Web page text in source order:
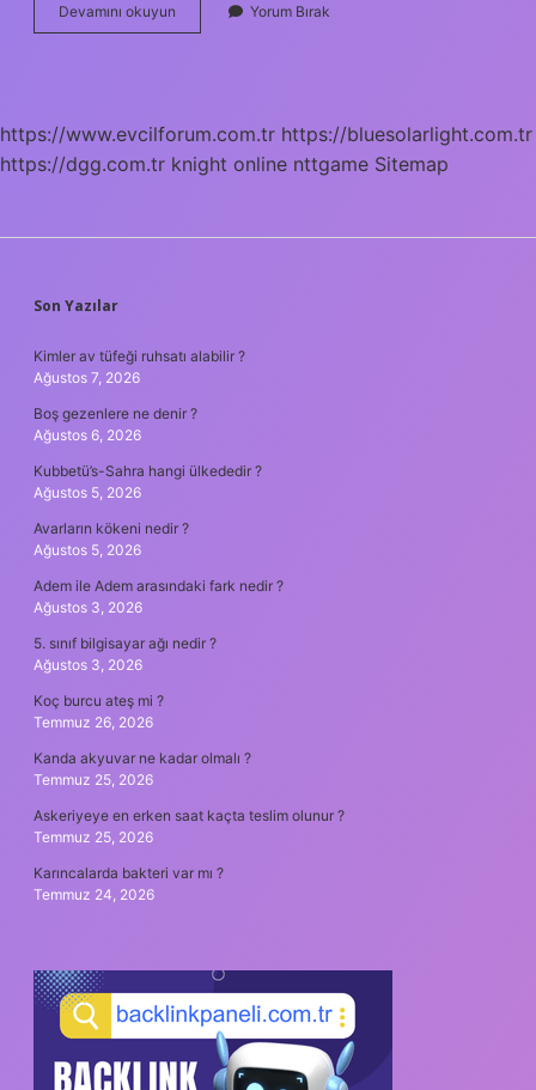
Devamını okuyun
Lisans
Olmalı
Yorum Bırak
https://www.evcilforum.com.tr https://bluesolarlight.com.tr
https://dgg.com.tr knight online nttgame Sitemap
SIDEBAR
Son Yazılar
Kimler av tüfeği ruhsatı alabilir ?
Ağustos 7, 2026
Boş gezenlere ne denir ?
Ağustos 6, 2026
Kubbetü’s-Sahra hangi ülkededir ?
Ağustos 5, 2026
Avarların kökeni nedir ?
Ağustos 5, 2026
Adem ile Adem arasındaki fark nedir ?
Ağustos 3, 2026
5. sınıf bilgisayar ağı nedir ?
Ağustos 3, 2026
Koç burcu ateş mi ?
Temmuz 26, 2026
Kanda akyuvar ne kadar olmalı ?
Temmuz 25, 2026
Askeriyeye en erken saat kaçta teslim olunur ?
Temmuz 25, 2026
Karıncalarda bakteri var mı ?
Temmuz 24, 2026